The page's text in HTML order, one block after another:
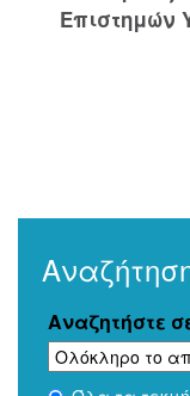
Επιστημών
Αναζητήστε